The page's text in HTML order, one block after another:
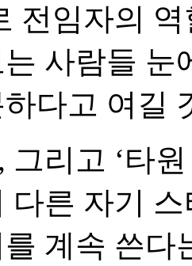
전임자의
사람들 눈
다고 여길
그리고 ‘타
다른 자기
계속 쓴다